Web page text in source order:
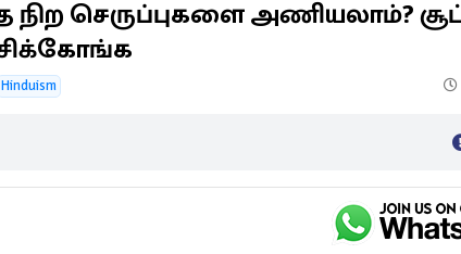
நிற செருப்புகளை அணியலாம்?
Hinduism